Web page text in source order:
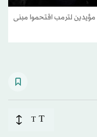
مؤيدين لترمب اقتحموا مبنى
T
T